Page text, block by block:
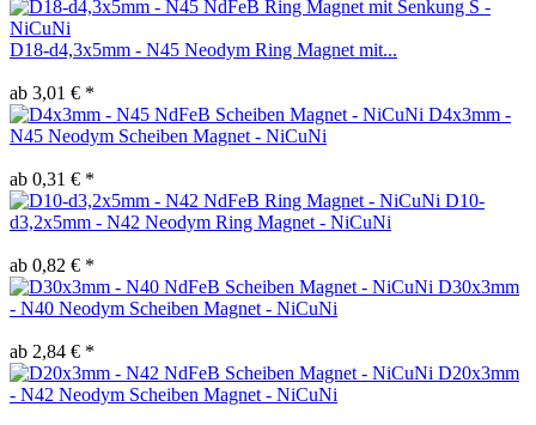
D18-d4,3x5mm - N45 Neodym Ring Magnet mit...
ab 3,01 € *
D4x3mm -
N45 Neodym Scheiben Magnet - NiCuNi
ab 0,31 € *
D10-
d3,2x5mm - N42 Neodym Ring Magnet - NiCuNi
ab 0,82 € *
D30x3mm
- N40 Neodym Scheiben Magnet - NiCuNi
ab 2,84 € *
D20x3mm
- N42 Neodym Scheiben Magnet - NiCuNi